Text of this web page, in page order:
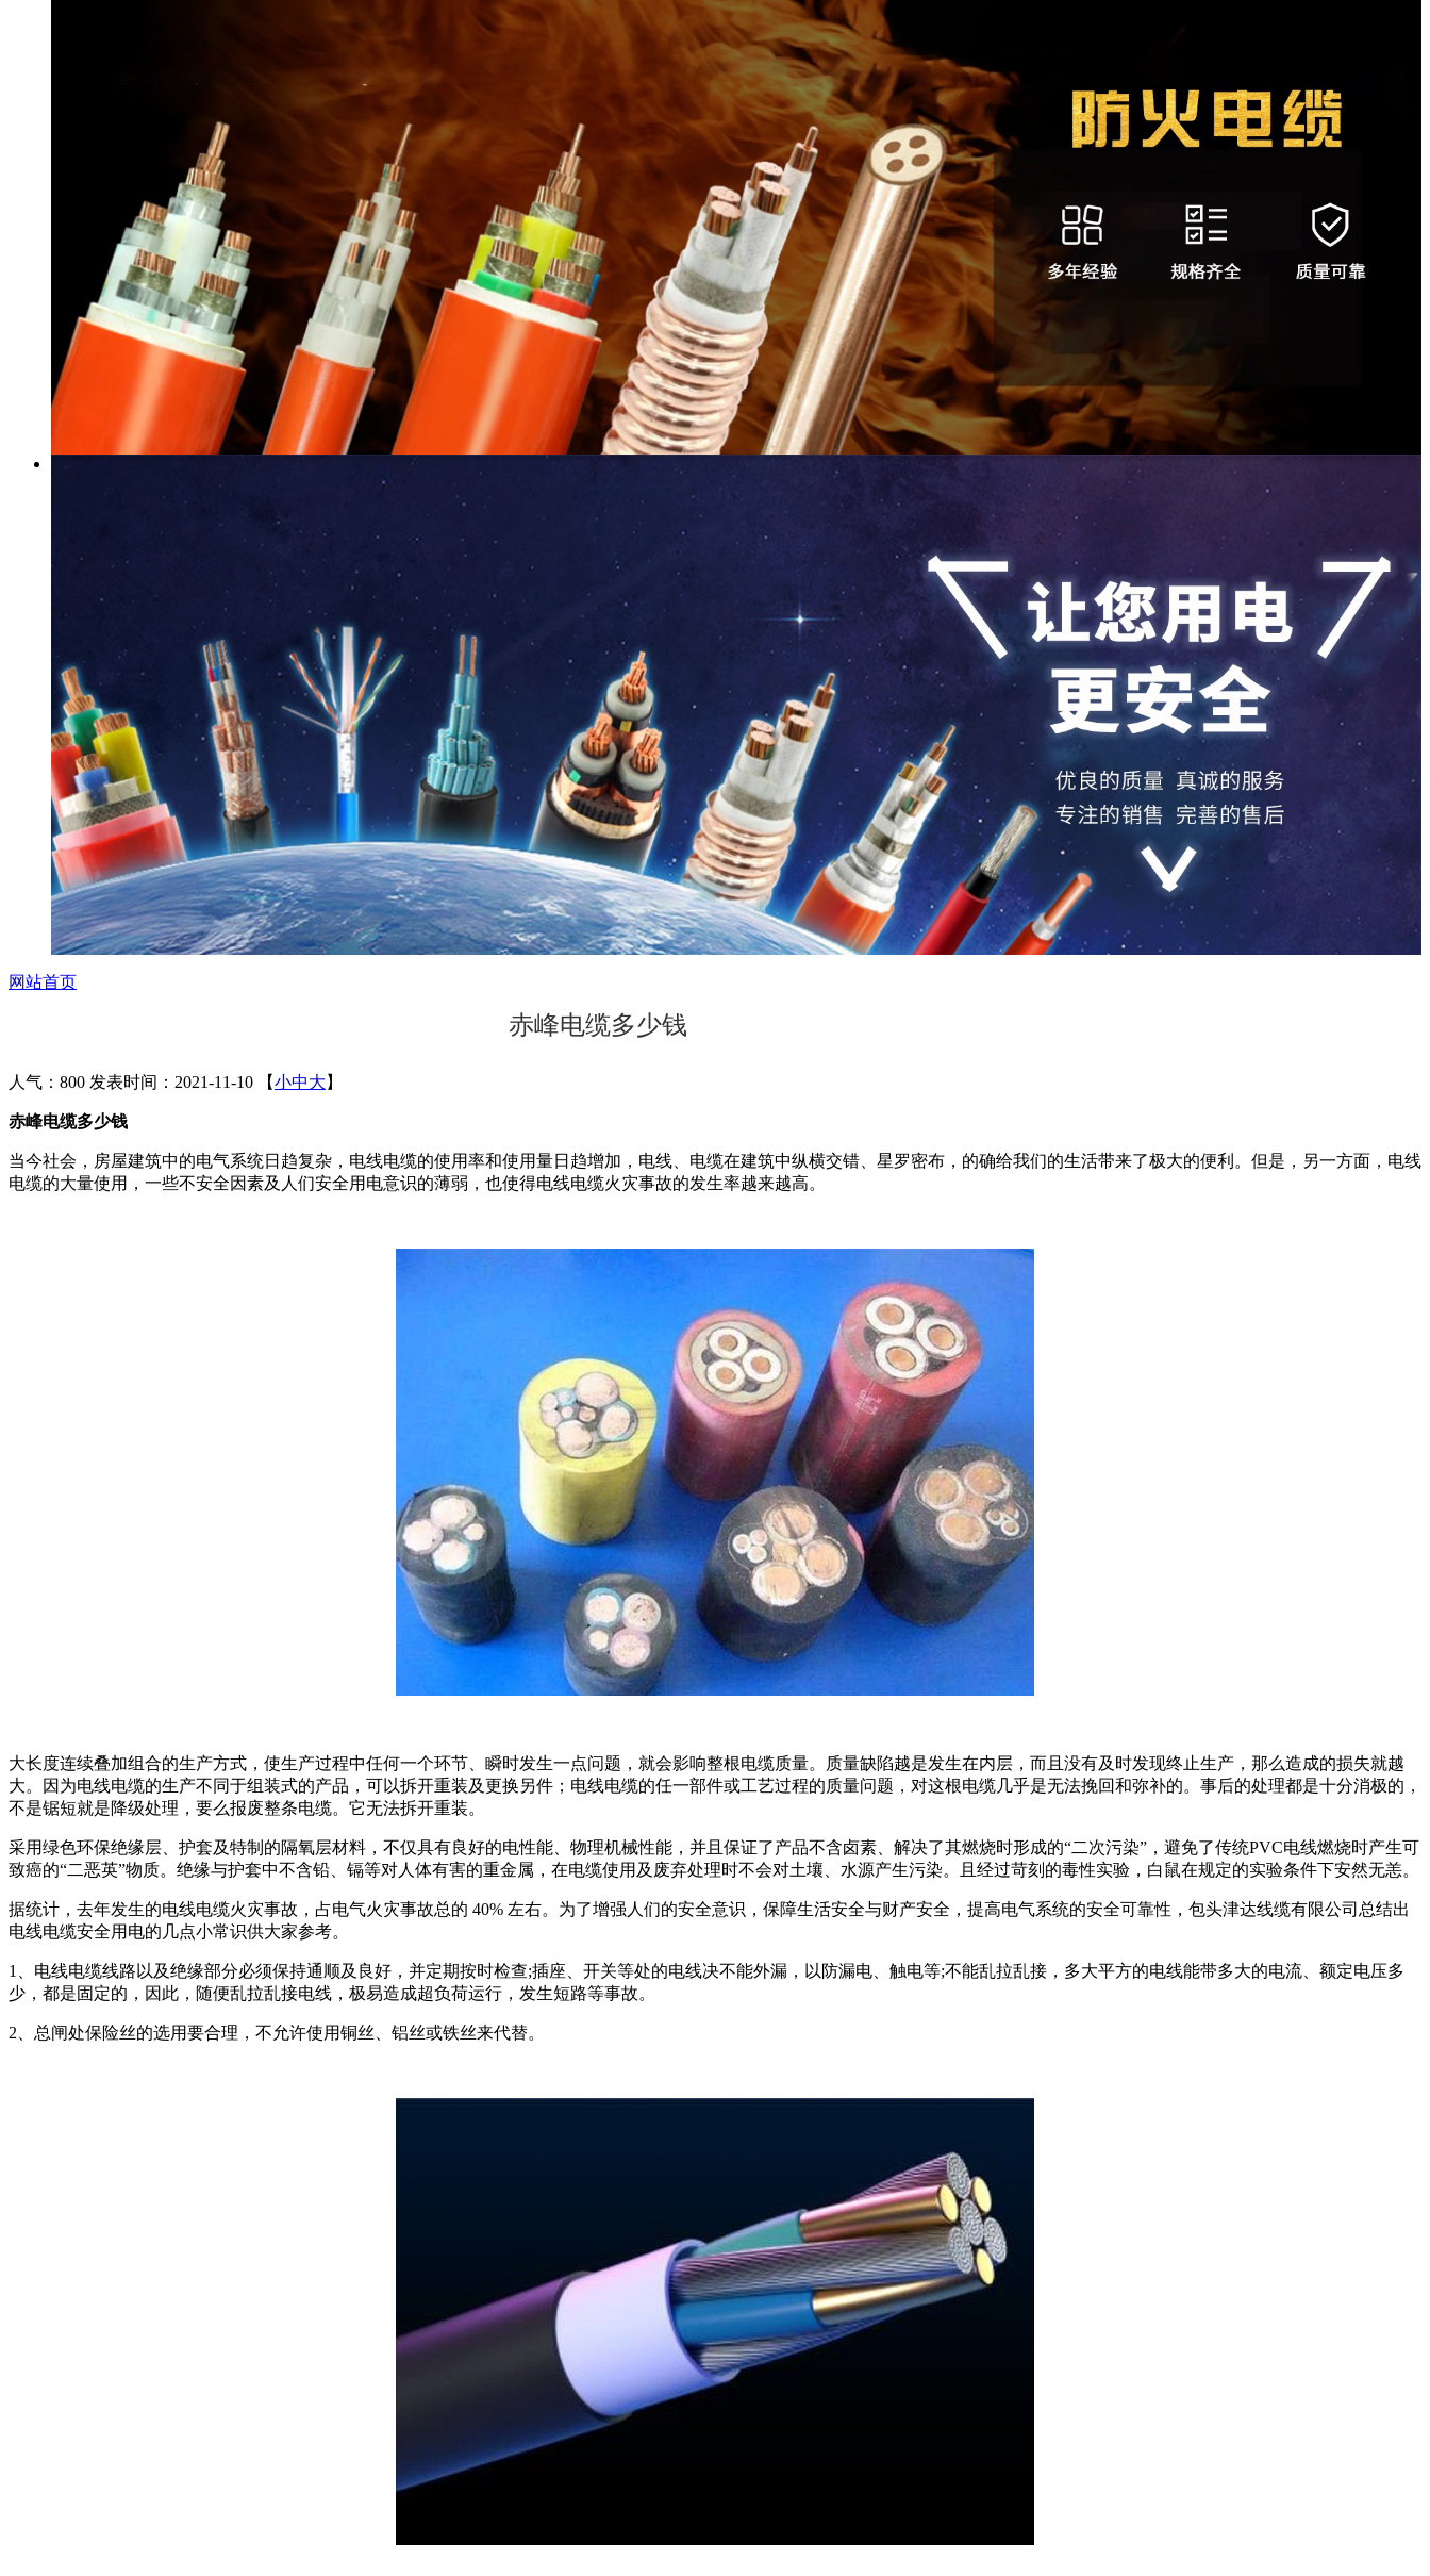
网站首页
赤峰电缆多少钱
人气：800 发表时间：2021-11-10 【小中大 】
赤峰电缆多少钱
当今社会，房屋建筑中的电气系统日趋复杂，电线电缆的使用率和使用量日趋增加，电线、电缆在建筑中纵横交错、星罗密布，的确给我们的生活带来了极大的便利。但是，另一方面，电线
电缆的大量使用，一些不安全因素及人们安全用电意识的薄弱，也使得电线电缆火灾事故的发生率越来越高。
大长度连续叠加组合的生产方式，使生产过程中任何一个环节、瞬时发生一点问题，就会影响整根电缆质量。质量缺陷越是发生在内层，而且没有及时发现终止生产，那么造成的损失就越
大。因为电线电缆的生产不同于组装式的产品，可以拆开重装及更换另件；电线电缆的任一部件或工艺过程的质量问题，对这根电缆几乎是无法挽回和弥补的。事后的处理都是十分消极的，
不是锯短就是降级处理，要么报废整条电缆。它无法拆开重装。
采用绿色环保绝缘层、护套及特制的隔氧层材料，不仅具有良好的电性能、物理机械性能，并且保证了产品不含卤素、解决了其燃烧时形成的“二次污染”，避免了传统PVC电线燃烧时产生可
致癌的“二恶英”物质。绝缘与护套中不含铅、镉等对人体有害的重金属，在电缆使用及废弃处理时不会对土壤、水源产生污染。且经过苛刻的毒性实验，白鼠在规定的实验条件下安然无恙。
据统计，去年发生的电线电缆火灾事故，占电气火灾事故总的 40% 左右。为了增强人们的安全意识，保障生活安全与财产安全，提高电气系统的安全可靠性，包头津达线缆有限公司总结出
电线电缆安全用电的几点小常识供大家参考。
1、电线电缆线路以及绝缘部分必须保持通顺及良好，并定期按时检查;插座、开关等处的电线决不能外漏，以防漏电、触电等;不能乱拉乱接，多大平方的电线能带多大的电流、额定电压多
少，都是固定的，因此，随便乱拉乱接电线，极易造成超负荷运行，发生短路等事故。
2、总闸处保险丝的选用要合理，不允许使用铜丝、铝丝或铁丝来代替。